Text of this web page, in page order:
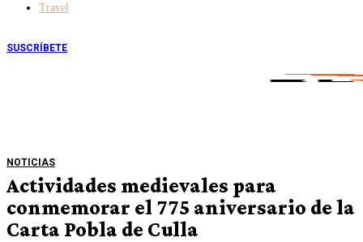
Travel
SUSCRÍBETE
NOTICIAS
Actividades medievales para
conmemorar el 775 aniversario de la
Carta Pobla de Culla